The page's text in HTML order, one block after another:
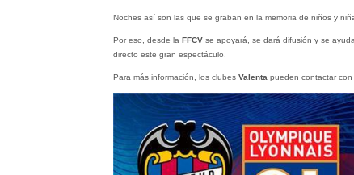
Noches así son las que se graban en la memoria de niños y
Por eso, desde la FFCVse apoyará, se dará difusión y se
directo este gran espectáculo.
Para más información, los clubes Valenta pueden contactar con